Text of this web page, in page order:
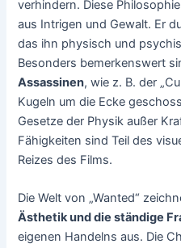
verhindern. Diese
aus Intrigen und Gewalt. Er
das ihn physisch und
Besonders bemerkenswert
Assassinen, wie z. B. der
Kugeln um die Ecke
Gesetze der Physik außer
Fähigkeiten sind Teil des
Reizes des Films.
Die Welt von „Wanted“
Ästhetik und die ständige
eigenen Handelns aus. Die